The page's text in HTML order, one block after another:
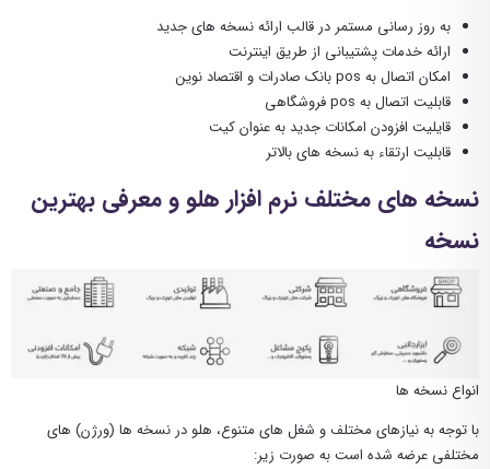
به روز رسانی مستمر در قالب ارائه نسخه های جدید
ارائه خدمات پشتیبانی از طریق اینترنت
امکان اتصال به pos بانک صادرات و اقتصاد نوین
قابلیت اتصال به pos فروشگاهی
قایلیت افزودن امکانات جدید به عنوان کیت
قابلیت ارتقاء به نسخه های بالاتر
نسخه های مختلف نرم افزار هلو و معرفی بهترین
نسخه
انواع نسخه ها
با توجه به نیازهای مختلف و شغل های متنوع، هلو در نسخه ها (ورژن) های
مختلفی عرضه شده است به صورت زیر: